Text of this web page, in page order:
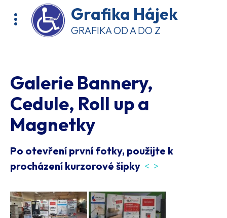
Grafika Hájek
GRAFIKA OD A DO Z
Galerie Bannery,
Cedule, Roll up a
Magnetky
Po otevření první fotky, použijte k
procházení kurzorové šipky < >